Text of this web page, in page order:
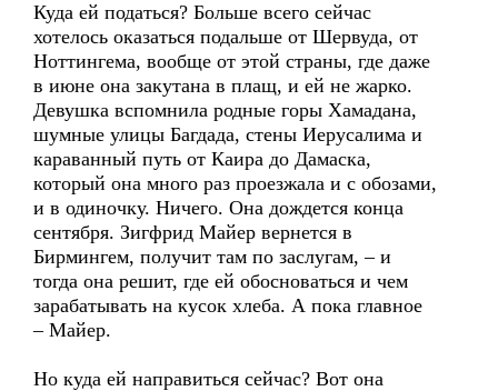
Куда ей податься? Больше всего сейчас
хотелось оказаться подальше от Шервуда, от
Ноттингема, вообще от этой страны, где даже
в июне она закутана в плащ, и ей не жарко.
Девушка вспомнила родные горы Хамадана,
шумные улицы Багдада, стены Иерусалима и
караванный путь от Каира до Дамаска,
который она много раз проезжала и с обозами,
и в одиночку. Ничего. Она дождется конца
сентября. Зигфрид Майер вернется в
Бирмингем, получит там по заслугам, – и
тогда она решит, где ей обосноваться и чем
зарабатывать на кусок хлеба. А пока главное
– Майер.
Но куда ей направиться сейчас? Вот она